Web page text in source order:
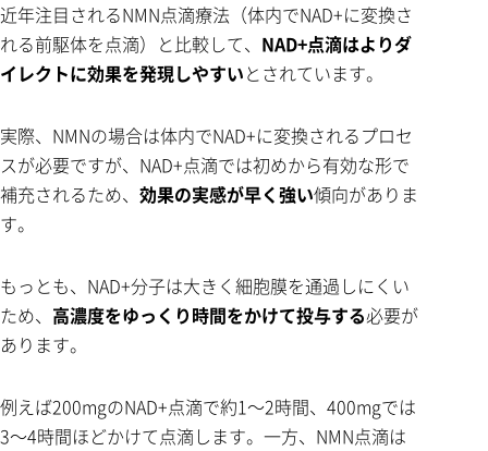
近年注目されるNMN点滴療法（体内でNAD+に変換さ
れる前駆体を点滴）と比較して、 NAD+点滴はよりダ
イレクトに効果を発現しやすいとされています。
実際、NMNの場合は体内でNAD+に変換されるプロセ
スが必要ですが、NAD+点滴では初めから有効な形で
補充されるため、 効果の実感が早く強い傾向がありま
す。
もっとも、NAD+分子は大きく細胞膜を通過しにくい
ため、 高濃度をゆっくり時間をかけて投与する必要が
あります。
例えば200mgのNAD+点滴で約1～2時間、400mgでは
3～4時間ほどかけて点滴します。一方、NMN点滴は